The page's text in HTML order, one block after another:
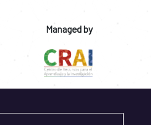
Managed by